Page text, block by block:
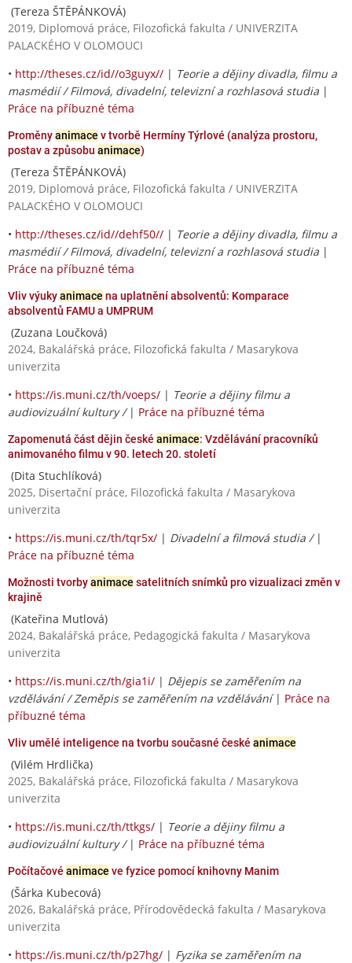
(Tereza ŠTĚPÁNKOVÁ)
2019, Diplomová práce, Filozofická fakulta / UNIVERZITA
PALACKÉHO V OLOMOUCI
• http://theses.cz/id//o3guyx// | Teorie a dějiny divadla, filmu a
masmédií / Filmová, divadelní, televizní a rozhlasová studia |
Práce na příbuzné téma
Proměnyanimace v tvorbě Hermíny Týrlové (analýza prostoru,
postav a způsobu animace)
(Tereza ŠTĚPÁNKOVÁ)
2019, Diplomová práce, Filozofická fakulta / UNIVERZITA
PALACKÉHO V OLOMOUCI
• http://theses.cz/id//dehf50// | Teorie a dějiny divadla, filmu a
masmédií / Filmová, divadelní, televizní a rozhlasová studia |
Práce na příbuzné téma
Vliv výukyanimace na uplatnění absolventů: Komparace
absolventů FAMU a UMPRUM
(Zuzana Loučková)
2024, Bakalářská práce, Filozofická fakulta / Masarykova
univerzita
• https://is.muni.cz/th/voeps/ | Teorie a dějiny filmu a
audiovizuální kultury / | Práce na příbuzné téma
Zapomenutá část dějin české animace: Vzdělávání pracovníků
animovaného filmu v 90. letech 20. století
(Dita Stuchlíková)
2025, Disertační práce, Filozofická fakulta / Masarykova
univerzita
• https://is.muni.cz/th/tqr5x/ | Divadelní a filmová studia / |
Práce na příbuzné téma
Možnosti tvorbyanimace satelitních snímků pro vizualizaci změn v
krajině
(Kateřina Mutlová)
2024, Bakalářská práce, Pedagogická fakulta / Masarykova
univerzita
• https://is.muni.cz/th/gia1i/ | Dějepis se zaměřením na
vzdělávání / Zeměpis se zaměřením na vzdělávání| Práce na
příbuzné téma
Vliv umělé inteligence na tvorbu současné české animace
(Vilém Hrdlička)
2025, Bakalářská práce, Filozofická fakulta / Masarykova
univerzita
• https://is.muni.cz/th/ttkgs/ | Teorie a dějiny filmu a
audiovizuální kultury / | Práce na příbuzné téma
Počítačové animace ve fyzice pomocí knihovny Manim
(Šárka Kubecová)
2026, Bakalářská práce, Přírodovědecká fakulta / Masarykova
univerzita
• https://is.muni.cz/th/p27hg/ | Fyzika se zaměřením na